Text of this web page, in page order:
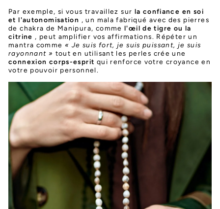
Par exemple, si vous travaillez sur la confiance en soi
et l'autonomisation , un mala fabriqué avec des pierres
de chakra de Manipura, commel'œil de tigre ou la
citrine , peut amplifier vos affirmations. Répéter un
mantra comme « Je suis fort, je suis puissant, je suis
rayonnant » tout en utilisant les perles crée une
connexion corps-esprit qui renforce votre croyance en
votre pouvoir personnel.